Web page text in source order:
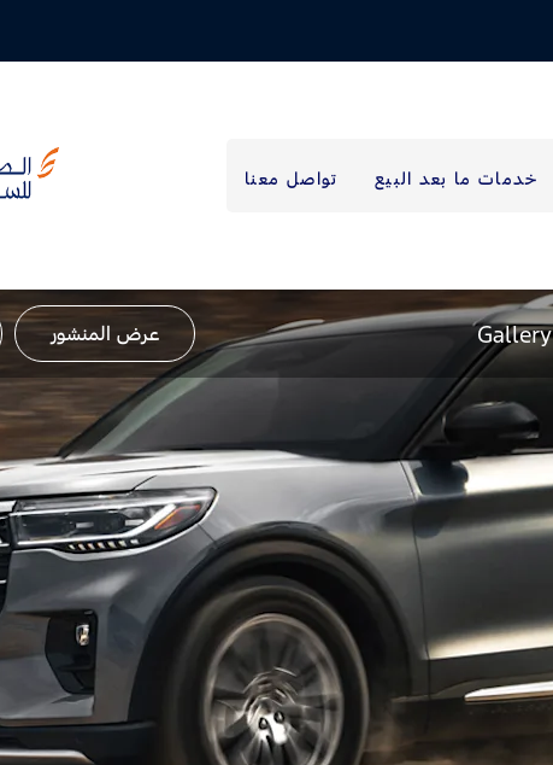
خدمات ما بعد البيع تواصل معنا
Gallery عرض المنشور